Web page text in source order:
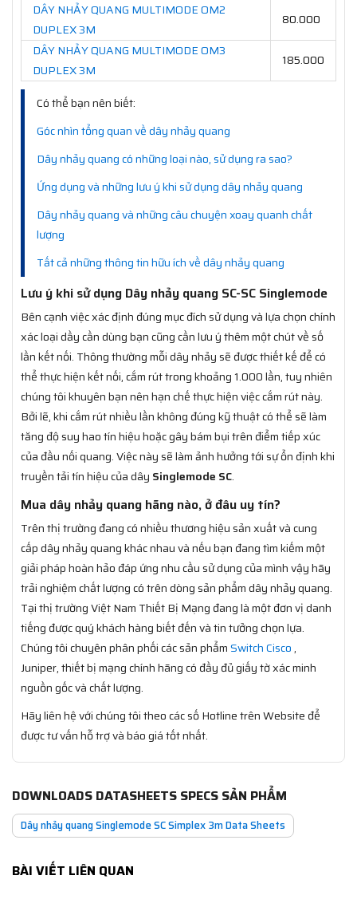
DÂY NHẢY QUANG MULTIMODE OM2
DUPLEX 3M
80.000
DÂY NHẢY QUANG MULTIMODE OM3
DUPLEX 3M
185.000
Có thể bạn nên biết:
Góc nhìn tổng quan về dây nhảy quang
Dây nhảy quang có những loại nào, sử dụng ra sao?
Ứng dụng và những lưu ý khi sử dụng dây nhảy quang
Dây nhảy quang và những câu chuyện xoay quanh chất
lượng
Tất cả những thông tin hữu ích về dây nhảy quang
Lưu ý khi sử dụng Dây nhảy quang SC-SC Singlemode
Bên cạnh việc xác định đúng mục đích sử dụng và lựa chọn chính
xác loại dầy cần dùng bạn cũng cần lưu ý thêm một chút về số
lần kết nối. Thông thường mỗi dây nhảy sẽ được thiết kế để có
thể thực hiện kết nối, cắm rút trong khoảng 1.000 lần, tuy nhiên
chúng tôi khuyên bạn nên hạn chế thực hiện việc cắm rút này.
Bởi lẽ, khi cắm rút nhiều lần không đúng kỹ thuật có thể sẽ làm
tăng độ suy hao tín hiệu hoặc gây bám bụi trên điểm tiếp xúc
của đầu nối quang. Việc này sẽ làm ảnh hưởng tới sự ổn định khi
truyền tải tín hiệu của dây Singlemode SC.
Mua dây nhảy quang hãng nào, ở đâu uy tín?
Trên thị trường đang có nhiều thương hiệu sản xuất và cung
cấp dây nhảy quang khác nhau và nếu bạn đang tìm kiếm một
giải pháp hoàn hảo đáp ứng nhu cầu sử dụng của mình vậy hãy
trải nghiệm chất lượng có trên dòng sản phẩm dây nhảy quang.
Tại thị trường Việt Nam Thiết Bị Mạng đang là một đơn vị danh
tiếng được quý khách hàng biết đến và tin tưởng chọn lựa.
Chúng tôi chuyên phân phối các sản phẩmSwitch Cisco,
Juniper, thiết bị mạng chính hãng có đầy đủ giấy tờ xác minh
nguồn gốc và chất lượng.
Hãy liên hệ với chúng tôi theo các số Hotline trên Website để
được tư vấn hỗ trợ và báo giá tốt nhất.
DOWNLOADS DATASHEETS SPECS SẢN PHẨM
Dây nhảy quang Singlemode SC Simplex 3m Data Sheets
BÀI VIẾT LIÊN QUAN